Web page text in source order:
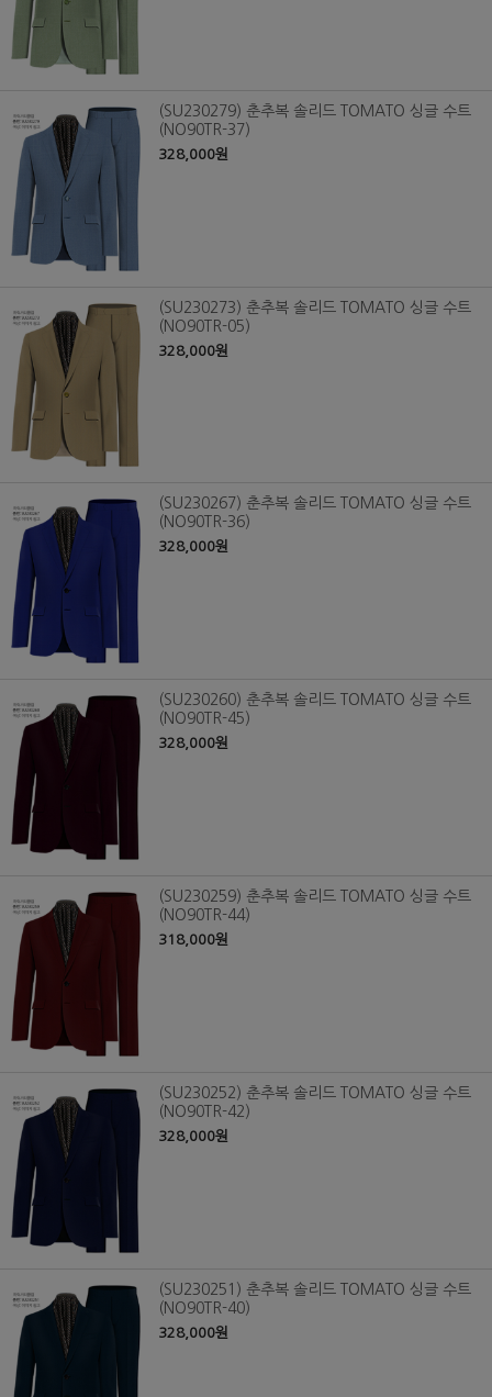
(SU230279) 춘추복 솔리드 TOMATO 싱글 수트
(NO90TR-37)
328,000원
(SU230273) 춘추복 솔리드 TOMATO 싱글 수트
(NO90TR-05)
328,000원
(SU230267) 춘추복 솔리드 TOMATO 싱글 수트
(NO90TR-36)
328,000원
(SU230260) 춘추복 솔리드 TOMATO 싱글 수트
(NO90TR-45)
328,000원
(SU230259) 춘추복 솔리드 TOMATO 싱글 수트
(NO90TR-44)
318,000원
(SU230252) 춘추복 솔리드 TOMATO 싱글 수트
(NO90TR-42)
328,000원
(SU230251) 춘추복 솔리드 TOMATO 싱글 수트
(NO90TR-40)
328,000원